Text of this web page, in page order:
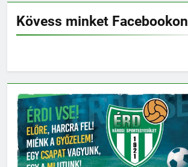
Kövess minket Facebookon